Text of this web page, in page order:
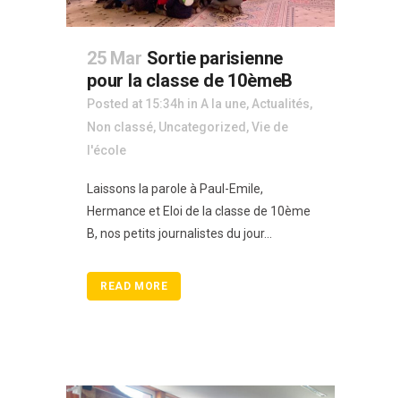
25 Mar Sortie parisienne
pour la classe de 10èmeB
Posted at 15:34h in A la une, Actualités,
Non classé, Uncategorized ,Vie de
l'école
Laissons la parole à Paul-Emile,
Hermance et Eloi de la classe de 10ème
B, nos petits journalistes du jour...
READ MORE